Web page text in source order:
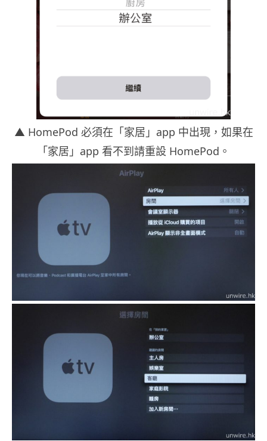
▲ HomePod 必須在「家居」app 中出現，如果在
「家居」app 看不到請重設 HomePod。